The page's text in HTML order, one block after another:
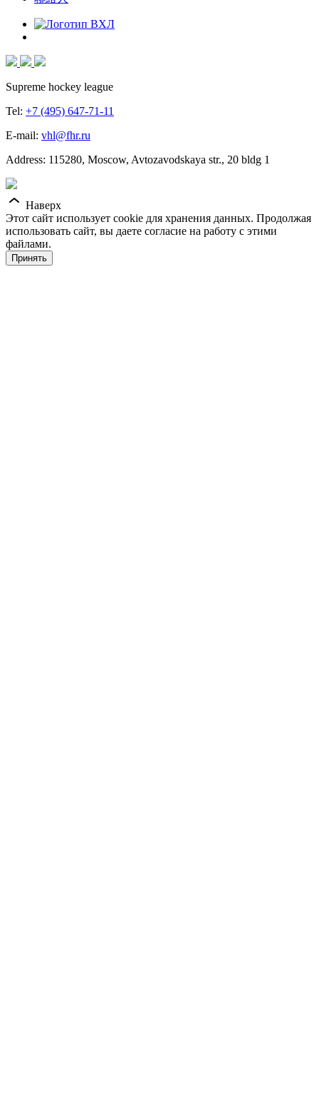
Supreme hockey league
Tel: +7 (495) 647-71-11
E-mail: vhl@fhr.ru
Address: 115280, Moscow, Avtozavodskaya str., 20 bldg 1
Наверх
Этот сайт использует cookie для хранения данных. Продолжая
использовать сайт, вы даете согласие на работу с этими
файлами.
Принять